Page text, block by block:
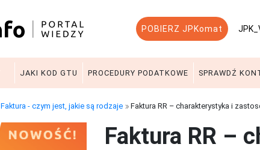
POBIERZ JPKomat
JAKI KOD GTU PROCEDURY PODATKOWE SPRAWDŹ
Faktura - czym jest, jakie są rodzaje Faktura RR – charakterystyka i
Faktura RR –